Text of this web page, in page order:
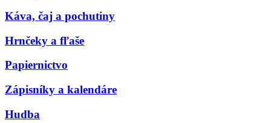
Káva, čaj a pochutiny
Hrnčeky a fľaše
Papiernictvo
Zápisníky a kalendáre
Hudba